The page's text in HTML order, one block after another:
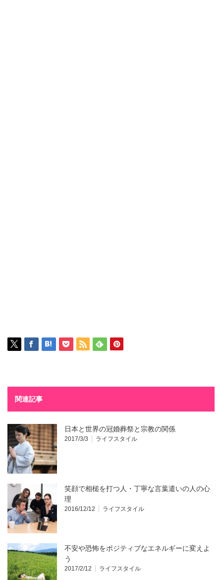
関連記事
日本と世界の冠婚葬祭と宗教の関係
2017/3/3 ライフスタイル
笑顔で相槌を打つ人・丁寧な言葉遣いの人の心
理
2016/12/12 ライフスタイル
不安や恐怖をポジティブなエネルギーに変えよ
う
2017/2/12 ライフスタイル